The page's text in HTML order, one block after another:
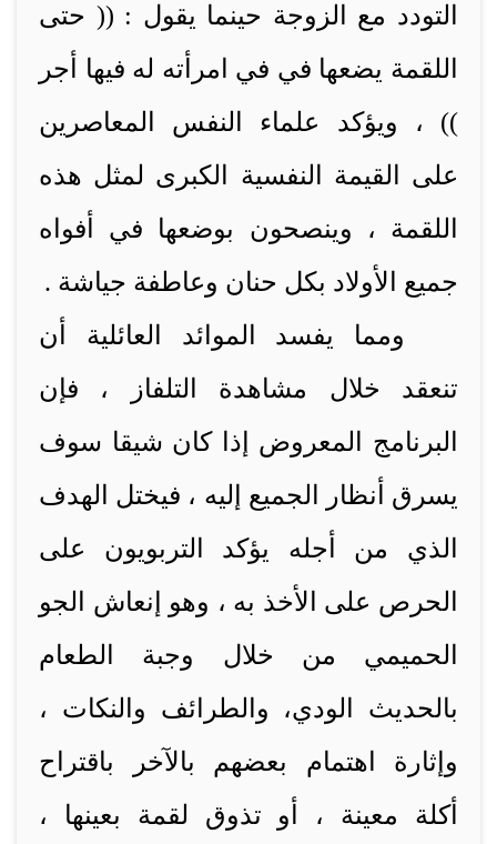
التودد مع الزوجة حينما يقول : (( حتى
اللقمة يضعها في في امرأته له فيها أجر
)) ، ويؤكد علماء النفس المعاصرين
على القيمة النفسية الكبرى لمثل هذه
اللقمة ، وينصحون بوضعها في أفواه
جميع الأولاد بكل حنان وعاطفة جياشة .
ومما يفسد الموائد العائلية أن
تنعقد خلال مشاهدة التلفاز ، فإن
البرنامج المعروض إذا كان شيقا سوف
يسرق أنظار الجميع إليه ، فيختل الهدف
الذي من أجله يؤكد التربويون على
الحرص على الأخذ به ، وهو إنعاش الجو
الحميمي من خلال وجبة الطعام
بالحديث الودي، والطرائف والنكات ،
وإثارة اهتمام بعضهم بالآخر باقتراح
أكلة معينة ، أو تذوق لقمة بعينها ،